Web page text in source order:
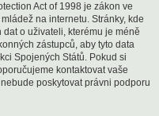
Act of 1998 je zákon ve
na internetu. Stránky, kde
o uživateli, kterému je méně
zástupců, aby tyto data
Spojených Států. Pokud si
kontaktovat vaše
poskytovat právni podporu